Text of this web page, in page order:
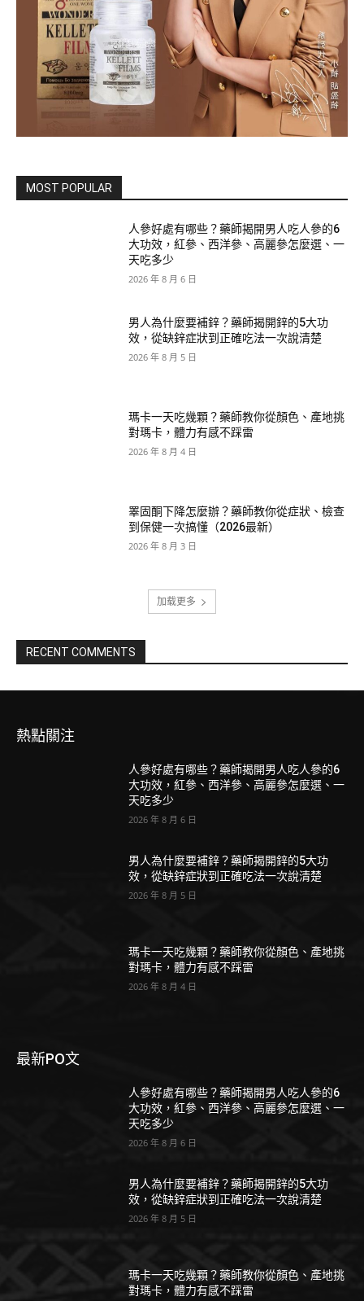
MOST POPULAR
人參好處有哪些？藥師揭開男人吃人參的6
大功效，紅參、西洋參、高麗參怎麼選、一
天吃多少
2026 年 8 月 6 日
男人為什麼要補鋅？藥師揭開鋅的5大功
效，從缺鋅症狀到正確吃法一次說清楚
2026 年 8 月 5 日
瑪卡一天吃幾顆？藥師教你從顏色、產地挑
對瑪卡，體力有感不踩雷
2026 年 8 月 4 日
睪固酮下降怎麼辦？藥師教你從症狀、檢查
到保健一次搞懂（2026最新）
2026 年 8 月 3 日
加载更多
RECENT COMMENTS
熱點關注
人參好處有哪些？藥師揭開男人吃人參的6
大功效，紅參、西洋參、高麗參怎麼選、一
天吃多少
2026 年 8 月 6 日
男人為什麼要補鋅？藥師揭開鋅的5大功
效，從缺鋅症狀到正確吃法一次說清楚
2026 年 8 月 5 日
瑪卡一天吃幾顆？藥師教你從顏色、產地挑
對瑪卡，體力有感不踩雷
2026 年 8 月 4 日
最新PO文
人參好處有哪些？藥師揭開男人吃人參的6
大功效，紅參、西洋參、高麗參怎麼選、一
天吃多少
2026 年 8 月 6 日
男人為什麼要補鋅？藥師揭開鋅的5大功
效，從缺鋅症狀到正確吃法一次說清楚
2026 年 8 月 5 日
瑪卡一天吃幾顆？藥師教你從顏色、產地挑
對瑪卡，體力有感不踩雷